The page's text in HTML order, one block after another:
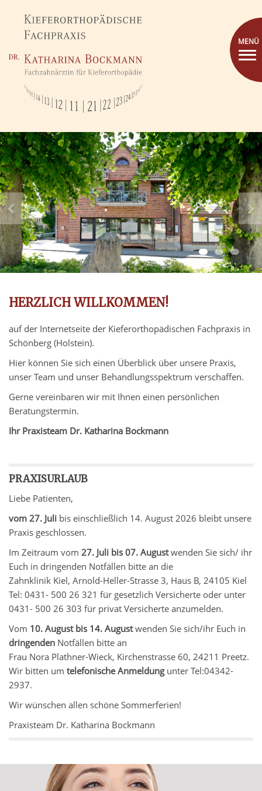
MENÜ
Previous
HERZLICH WILLKOMMEN!
auf der Internetseite der Kieferorthopädischen Fachpraxis in
Schönberg (Holstein).
Hier können Sie sich einen Überblick über unsere Praxis,
unser Team und unser Behandlungsspektrum verschaffen.
Gerne vereinbaren wir mit Ihnen einen persönlichen
Beratungstermin.
Ihr Praxisteam Dr. Katharina Bockmann
PRAXISURLAUB
Liebe Patienten,
vom 27. Juli bis einschließlich 14. August 2026 bleibt unsere
Praxis geschlossen.
Im Zeitraum vom 27. Juli bis 07. Augustwenden Sie sich/ ihr
Euch in dringenden Notfällen bitte an die
Zahnklinik Kiel, Arnold-Heller-Strasse 3, Haus B, 24105 Kiel
Tel: 0431- 500 26 321 für gesetzlich Versicherte oder unter
0431- 500 26 303 für privat Versicherte anzumelden.
Vom 10. August bis 14. Augustwenden Sie sich/ihr Euch in
dringenden Notfällen bitte an
Frau Nora Plathner-Wieck, Kirchenstrasse 60, 24211 Preetz.
Wir bitten um telefonische Anmeldungunter Tel:04342-
2937.
Wir wünschen allen schöne Sommerferien!
Praxisteam Dr. Katharina Bockmann